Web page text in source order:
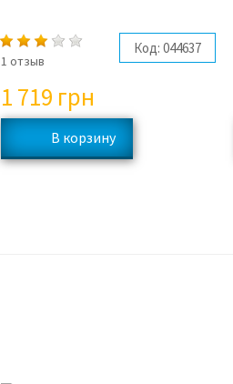
1 отзыв
Код: 044637
1 719 грн